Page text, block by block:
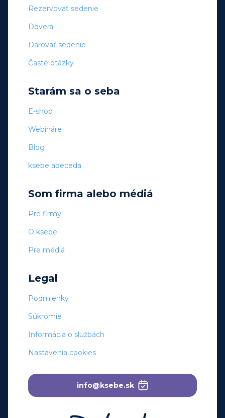
Rezervovať sedenie
Dôvera
Darovať sedenie
Časté otázky
Starám sa o seba
E-shop
Webináre
Blog
ksebe abeceda
Som firma alebo médiá
Pre firmy
O ksebe
Pre médiá
Legal
Podmienky
Súkromie
Informácia o službách
Nastavenia cookies
info@ksebe.sk